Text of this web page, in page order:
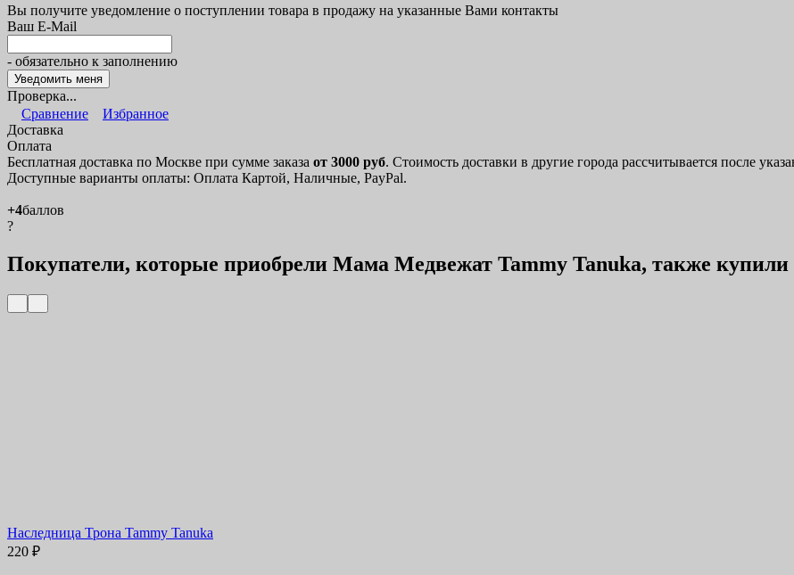
Вы получите уведомление о поступлении товара в продажу на указанные Вами контакты
Ваш E-Mail
- обязательно к заполнению
Проверка...
Сравнение
Избранное
Доставка
Оплата
Бесплатная доставка по Москве при сумме заказа от 3000 руб. Стоимость доставки в другие города рассчитывается после
Доступные варианты оплаты: Оплата Картой, Наличные, PayPal.
+4баллов
?
Покупатели, которые приобрели Мама Медвежат Tammy Tanuka, также купили
Наследница Трона Tammy Tanuka
220 ₽